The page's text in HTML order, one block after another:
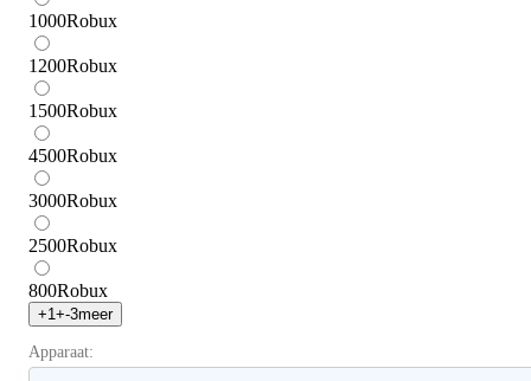
1000Robux
1200Robux
1500Robux
4500Robux
3000Robux
2500Robux
800Robux
+1 +-3meer
Apparaat: